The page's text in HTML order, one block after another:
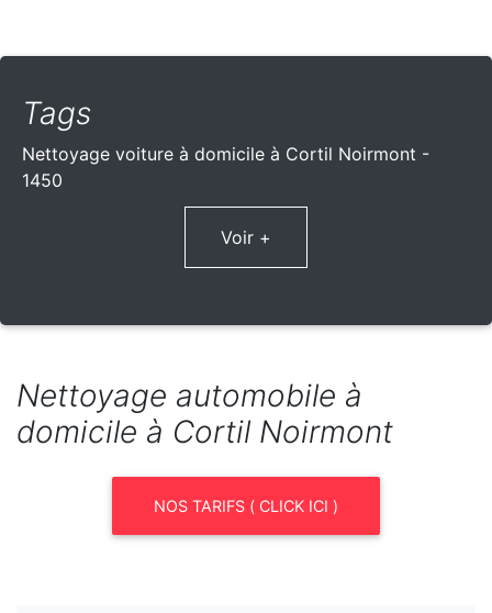
Tags
Nettoyage voiture à domicile à Cortil Noirmont -
1450
Voir +
Nettoyage automobile à
domicile à Cortil Noirmont
NOS TARIFS ( CLICK ICI )